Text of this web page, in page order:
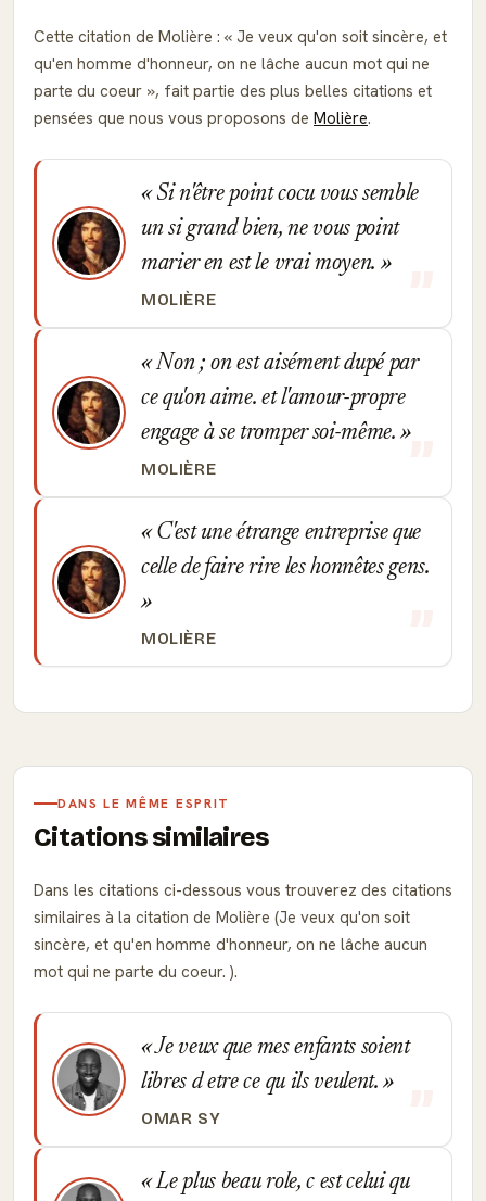
Cette citation de Molière :
Je veux qu'on soit sincère, et
qu'en homme d'honneur, on ne lâche aucun mot qui ne
parte du coeur , fait partie des plus belles citations et
pensées que nous vous proposons de Molière.
Si n'être point cocu vous semble
un si grand bien, ne vous point
marier en est le vrai moyen.
MOLIÈRE
Non ; on est aisément dupé par
ce qu'on aime. et l'amour-propre
engage à se tromper soi-même.
MOLIÈRE
C'est une étrange entreprise que
celle de faire rire les honnêtes gens.
MOLIÈRE
DANS LE MÊME ESPRIT
Citations similaires
Dans les citations ci-dessous vous trouverez des citations
similaires à la citation de Molière (Je veux qu'on soit
sincère, et qu'en homme d'honneur, on ne lâche aucun
mot qui ne parte du coeur. ).
Je veux que mes enfants soient
libres d etre ce qu ils veulent.
OMAR SY
Le plus beau role, c est celui qu